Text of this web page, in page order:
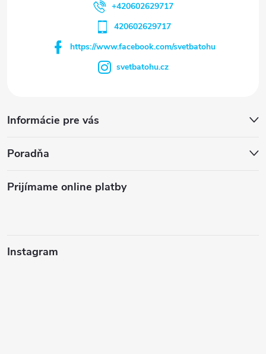
+420602629717
420602629717
https://www.facebook.com/svetbatohu
svetbatohu.cz
Informácie pre vás
Poradňa
Prijímame online platby
Instagram